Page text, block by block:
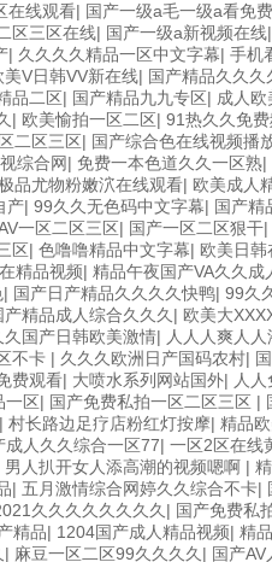
在线观看| 国产一级a毛一级a看免
区三区在线| 国产一级a新视频在线
| 久久久久精品一区中文字幕| 手机
美V日韩VV新在线| 国产精品久久久
品二区| 国产精品九九专区| 成人
| 欧美愉拍一区二区| 91热久久免
二区三区| 国产综合色在线视频播
综合网| 免费一本色道久久一区熟|
品尤物粉嫩泬在线观看| 欧美成人
产| 99久久无色码中文字幕| 国产精
一区二区三区| 国产一区二区狠干|
区| 色噜噜精品中文字幕| 欧美日
精品视频| 精品午夜国产VA久久成
| 国产日产精品久久久久快鸭| 99久
产精品成人综合久久久 | 欧美大
久国产日韩欧美激情| 人人人爽人
不卡 | 久久久欧洲日产国码农村|
费观看| 大喷水系列网站国外| 人
一区| 国产免费私拍一区二区三区 |
| 村长路边足疗店粉红灯按摩| 精品
成人久久综合一区77| 一区2区在线
男人扒开女人添高潮的视频嗯啊 |
| 五月激情综合网婷久久综合不卡|
久久久久久久久久 | 国产免费私
精品| 1204国产成人精品视频| 精
| 麻豆一区二区99久久久久 | 国产